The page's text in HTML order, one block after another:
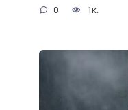
0 1к.